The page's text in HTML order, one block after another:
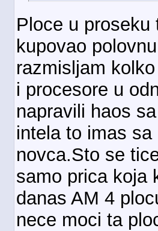
Ploce u proseku
kupovao
razmisljam
i procesore u
napravili haos
intela to imas
novca.Sto se
samo prica koja
danas AM 4
nece moci ta